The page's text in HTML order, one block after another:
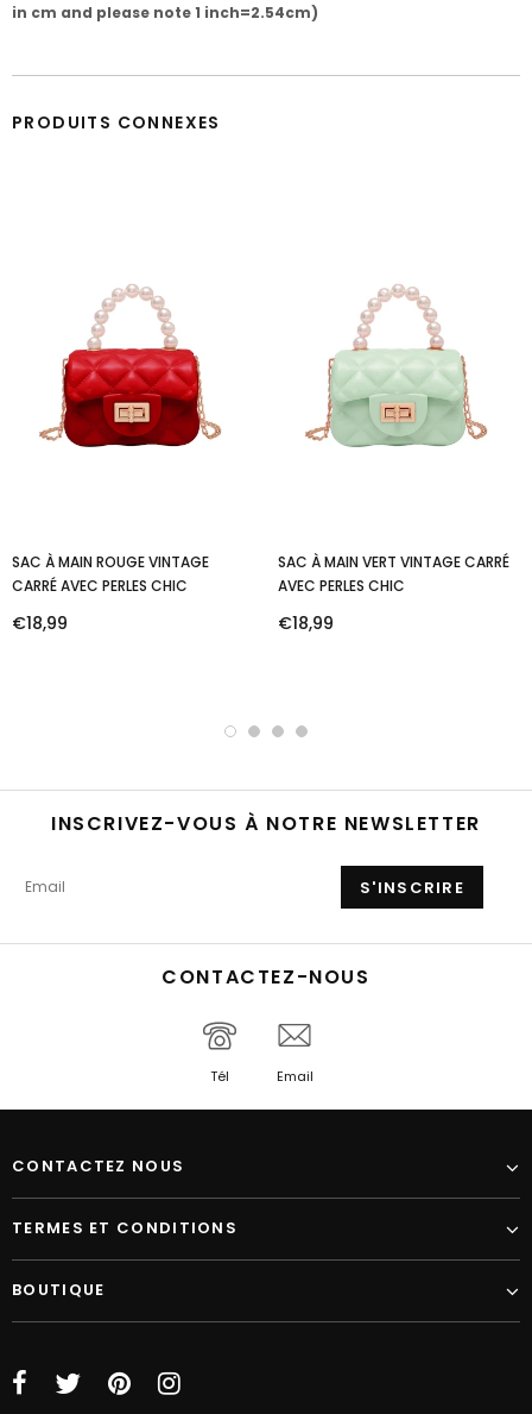
in cm and please note 1 inch=2.54cm)
PRODUITS CONNEXES
SAC À MAIN ROUGE VINTAGE
CARRÉ AVEC PERLES CHIC
€18,99
SAC À MAIN VERT VINTAGE CARRÉ
AVEC PERLES CHIC
€18,99
INSCRIVEZ-VOUS À NOTRE NEWSLETTER
CONTACTEZ-NOUS
Tél Email
CONTACTEZ NOUS
TERMES ET CONDITIONS
BOUTIQUE